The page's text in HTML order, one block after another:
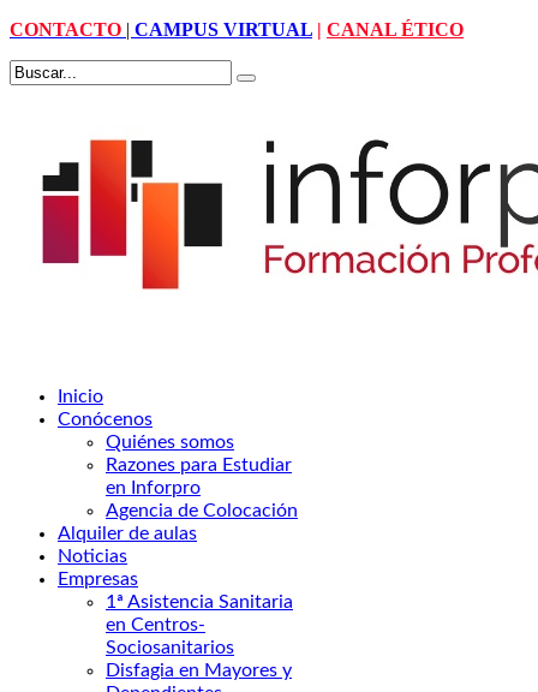
CONTACTO | CAMPUS VIRTUAL | CANAL ÉTICO
Inicio
Conócenos
Quiénes somos
Razones para Estudiar
en Inforpro
Agencia de Colocación
Alquiler de aulas
Noticias
Empresas
1ª Asistencia Sanitaria
en Centros-
Sociosanitarios
Disfagia en Mayores y